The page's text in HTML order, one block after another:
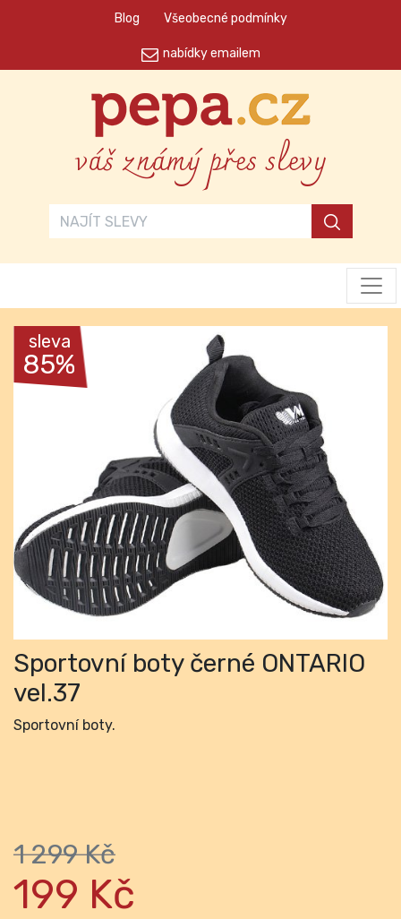
Blog Všeobecné podmínky
nabídky emailem
váš známý přes slevy
sleva
85%
Previous
Sportovní boty černé ONTARIO
vel.37
Sportovní boty.
1 299 Kč
199 Kč